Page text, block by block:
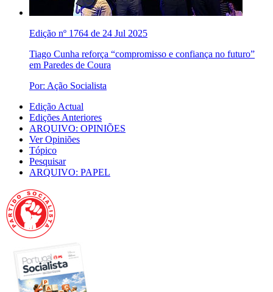
Edição nº 1764 de 24 Jul 2025
Tiago Cunha reforça “compromisso e confiança no futuro”
em Paredes de Coura
Por: Ação Socialista
Edição Actual
Edições Anteriores
ARQUIVO: OPINIÕES
Ver Opiniões
Tópico
Pesquisar
ARQUIVO: PAPEL